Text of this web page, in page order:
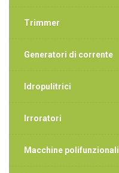
Trimmer
Generatori di corrente
Idropulitrici
Irroratori
Macchine polifunzionali